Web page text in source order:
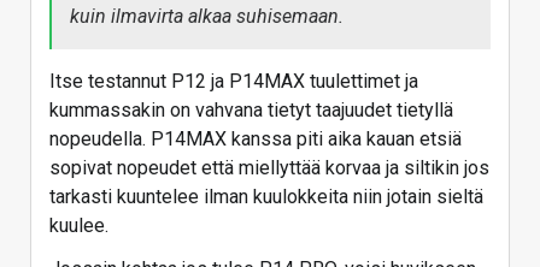
kuin ilmavirta alkaa suhisemaan.
Itse testannut P12 ja P14MAX tuulettimet ja
kummassakin on vahvana tietyt taajuudet tietyllä
nopeudella. P14MAX kanssa piti aika kauan etsiä
sopivat nopeudet että miellyttää korvaa ja siltikin jos
tarkasti kuuntelee ilman kuulokkeita niin jotain sieltä
kuulee.